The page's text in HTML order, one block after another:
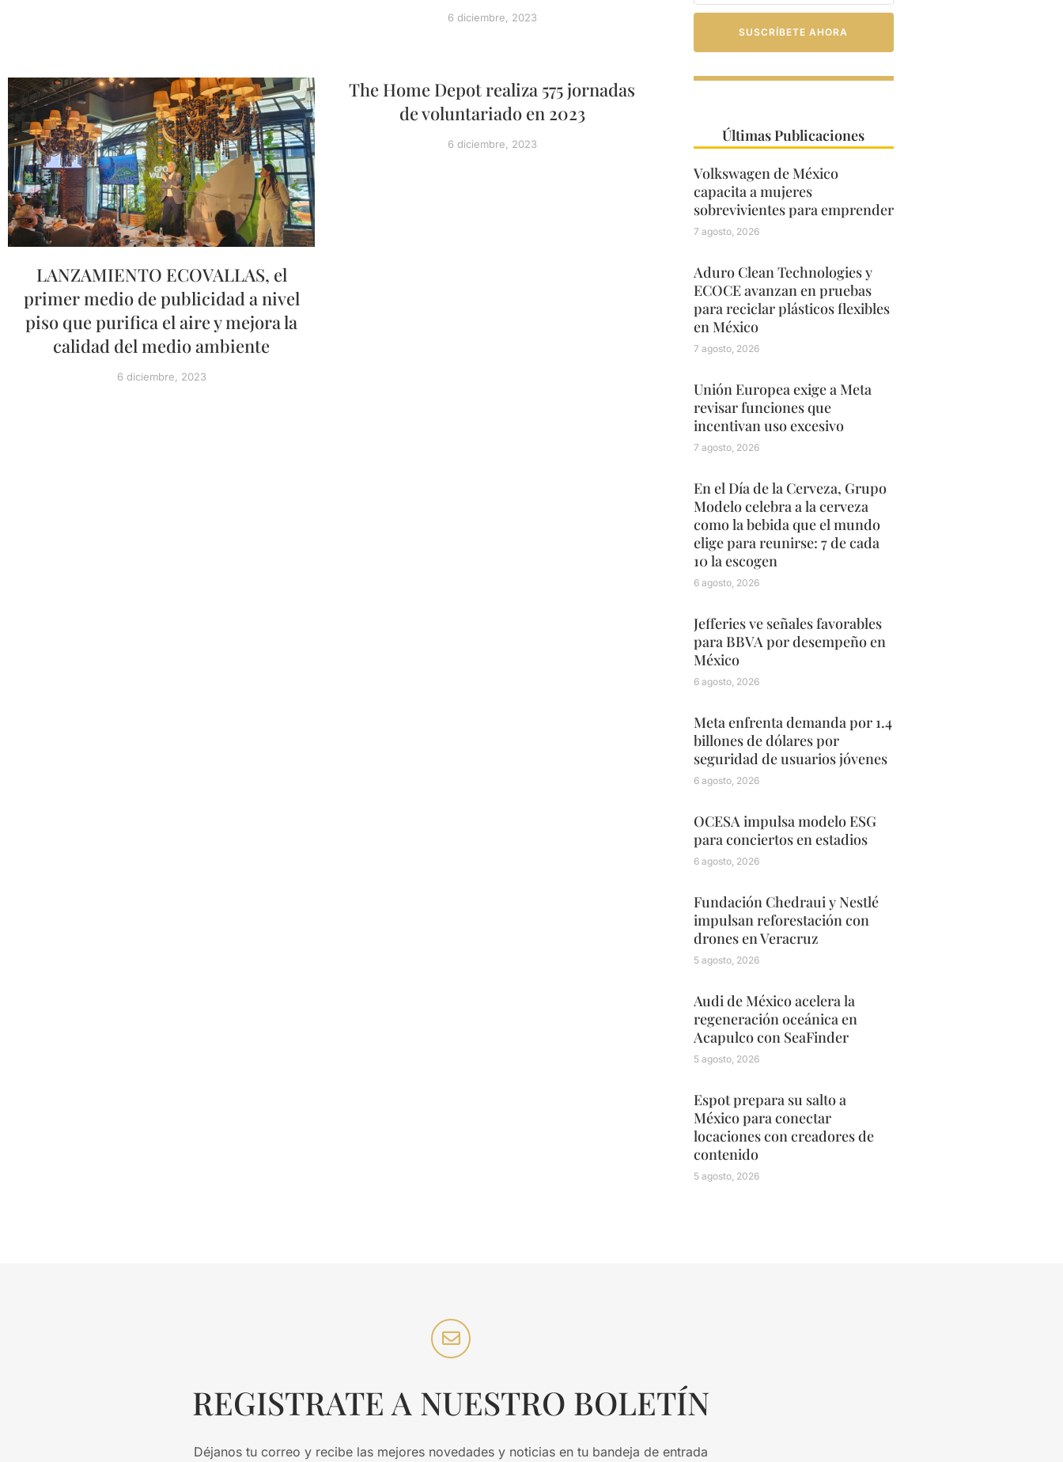
6 diciembre, 2023
LANZAMIENTO ECOVALLAS, el
primer medio de publicidad a nivel
piso que purifica el aire y mejora la
calidad del medio ambiente
6 diciembre, 2023
The Home Depot realiza 575 jornadas
de voluntariado en 2023
6 diciembre, 2023
SUSCRÍBETE AHORA
Últimas Publicaciones
Volkswagen de México
capacita a mujeres
sobrevivientes para emprender
7 agosto, 2026
Aduro Clean Technologies y
ECOCE avanzan en pruebas
para reciclar plásticos flexibles
en México
7 agosto, 2026
Unión Europea exige a Meta
revisar funciones que
incentivan uso excesivo
7 agosto, 2026
En el Día de la Cerveza, Grupo
Modelo celebra a la cerveza
como la bebida que el mundo
elige para reunirse: 7 de cada
10 la escogen
6 agosto, 2026
Jefferies ve señales favorables
para BBVA por desempeño en
México
6 agosto, 2026
Meta enfrenta demanda por 1.4
billones de dólares por
seguridad de usuarios jóvenes
6 agosto, 2026
OCESA impulsa modelo ESG
para conciertos en estadios
6 agosto, 2026
Fundación Chedraui y Nestlé
impulsan reforestación con
drones en Veracruz
5 agosto, 2026
Audi de México acelera la
regeneración oceánica en
Acapulco con SeaFinder
5 agosto, 2026
Espot prepara su salto a
México para conectar
locaciones con creadores de
contenido
5 agosto, 2026
REGISTRATE A NUESTRO BOLETÍN
Déjanos tu correo y recibe las mejores novedades y noticias en tu bandeja de entrada